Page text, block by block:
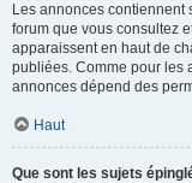
Les annonces contiennent
forum que vous consultez
apparaissent en haut de
publiées. Comme pour les
annonces dépend des
Haut
Que sont les sujets